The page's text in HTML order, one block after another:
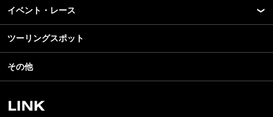
モデル情報
カスタマイズパーツ
テクノロジー
名車・旧車
ビジネス
アプリ
ライディングギア
ツーリング
アウトドア
レンタルバイク
イベント・レース
モータースポーツ
イベント
スクール・レッスン
ツーリングスポット
その他